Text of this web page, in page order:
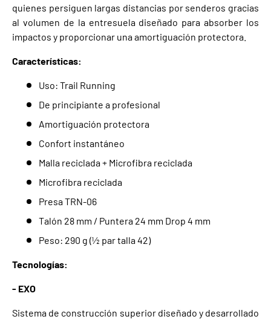
quienes persiguen largas distancias por senderos gracias
al volumen de la entresuela diseñado para absorber los
impactos y proporcionar una amortiguación protectora.
Características:
Uso: Trail Running
De principiante a profesional
Amortiguación protectora
Confort instantáneo
Malla reciclada + Microfibra reciclada
Microfibra reciclada
Presa TRN-06
Talón 28 mm / Puntera 24 mm Drop 4 mm
Peso: 290 g (½ par talla 42)
Tecnologías:
- EXO
Sistema de construcción superior diseñado y desarrollado